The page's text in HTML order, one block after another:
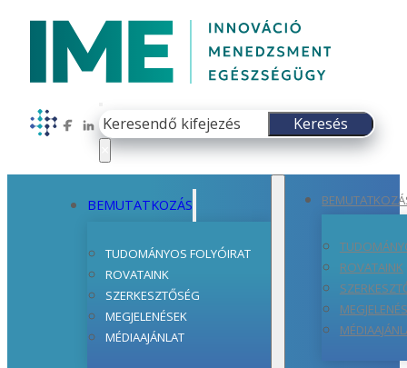
Follow us on Facebook
Follow us on LinkedIn
Keresés
Keresés
BEMUTATKOZÁS
TUDOMÁNYOS FOLYÓIRAT
ROVATAINK
SZERKESZTŐSÉG
MEGJELENÉSEK
MÉDIAAJÁNLAT
ROVATAINK